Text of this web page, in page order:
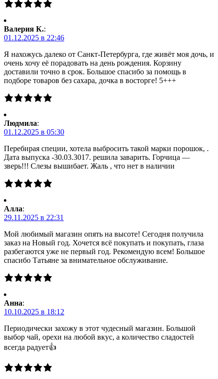
Валерия К.:
01.12.2025 в 22:46
Я нахожусь далеко от Санкт-Петербурга, где живёт моя дочь, и
очень хочу её порадовать на день рождения. Корзину
доставили точно в срок. Большое спасибо за помощь в
подборе товаров без сахара, дочка в восторге! 5+++
Людмила:
01.12.2025 в 05:30
Перебирая специи, хотела выбросить такой марки порошок, .
Дата выпуска -30.03.3017. решила заварить. Горчица —
зверь!!! Слезы вышибает. Жаль , что нет в наличии
Алла:
29.11.2025 в 22:31
Мой любимый магазин опять на высоте! Сегодня получила
заказ на Новый год. Хочется всё покупать и покупать, глаза
разбегаются уже не первый год. Рекомендую всем! Большое
спасибо Татьяне за внимательное обслуживание.
Анна:
10.10.2025 в 18:12
Периодически захожу в этот чудесный магазин. Большой
выбор чай, орехи на любой вкус, а количество сладостей
всегда радует👍